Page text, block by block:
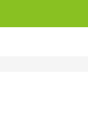
ーキミックス】即出来フライパンケ